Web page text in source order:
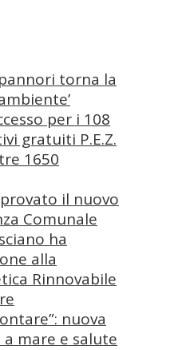
torna la
per i 108
gratuiti P.E.Z.
1650
il nuovo
Comunale
ha
alla
Rinnovabile
nuova
mare e salute